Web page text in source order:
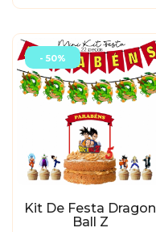
- 50%
Kit De Festa Dragon
Ball Z